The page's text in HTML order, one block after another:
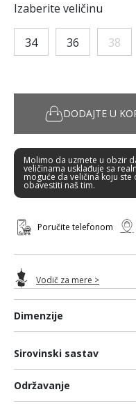
Dimenzije
Sirovinski sastav
Održavanje
Izaberite veličinu
34 36 38
DODAJTE U
Molimo da uzmete u obzir
veličinama usklađuje sa
moguće da veličina koju
obavestiti naš tim.
Poručite telefonom
Vodič za mere >